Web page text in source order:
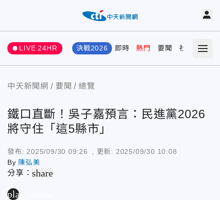
LIVE 24HR 決戰2026 即時 熱門 要聞 社會 娛樂
中天新聞網 要聞 總覽
鐵口直斷！吳子嘉預言：民進黨2026
將守住「這5縣市」
發布: 2025/09/30 09:26 , 更新: 2025/09/30 10:08
By 陳弘美
分享：share
play_arrow